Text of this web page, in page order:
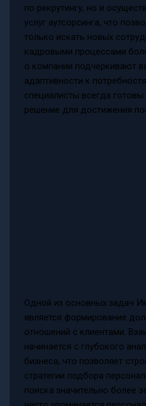
по рекрутингу, но и
услуг аутсорсинга, что
только искать новых
кадровыми процессами
о компании подчеркивают
адаптивности к
специалисты всегда
решение для достижения
Одной из основных задач
является формирование
отношений с клиентами.
начинается с глубокого
бизнеса, что позволяет
стратегии подбора
поиска значительно более